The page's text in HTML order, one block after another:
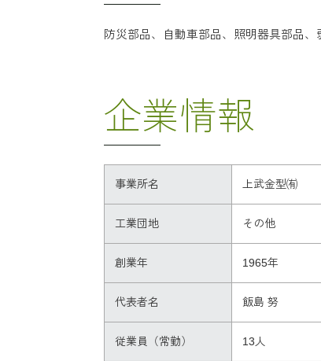
防災部品、自動車部品、照明器具部品
企業情報
事業所名 上武金型㈲
工業団地 その他
創業年 1965年
代表者名 飯島 努
従業員（常勤） 13人